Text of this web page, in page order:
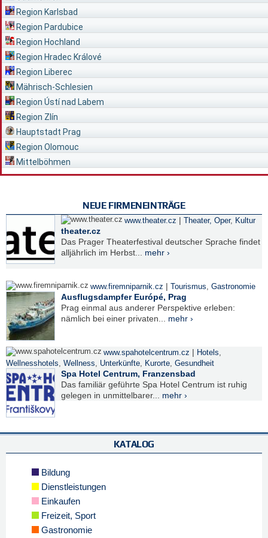
Region Karlsbad
Region Pardubice
Region Hochland
Region Hradec Králové
Region Liberec
Mährisch-Schlesien
Region Ústí nad Labem
Region Zlín
Hauptstadt Prag
Region Olomouc
Mittelböhmen
NEUE FIRMENEINTRÄGE
www.theater.cz | Theater, Oper, Kultur
theater.cz
Das Prager Theaterfestival deutscher Sprache findet
alljährlich im Herbst... mehr ›
www.firemniparnik.cz | Tourismus Gastronomie
Ausflugsdampfer Európé, Prag
Prag einmal aus anderer Perspektive erleben:
nämlich bei einer privaten... mehr ›
www.spahotelcentrum.cz | Hotels
Wellnesshotels
Wellness Unterkünfte Kurorte Gesundheit
Spa Hotel Centrum, Franzensbad
Das familiär geführte Spa Hotel Centrum ist ruhig
gelegen in unmittelbarer... mehr ›
KATALOG
Bildung
Dienstleistungen
Einkaufen
Freizeit, Sport
Gastronomie